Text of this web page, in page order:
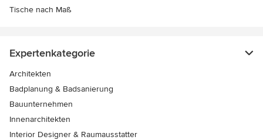
Tische nach Maß
Expertenkategorie
Architekten
Badplanung & Badsanierung
Bauunternehmen
Innenarchitekten
Interior Designer & Raumausstatter